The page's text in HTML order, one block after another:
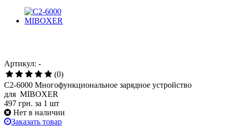
Артикул: -
(0)
C2-6000 Многофункциональное зарядное устройство
для MIBOXER
497 грн. за 1 шт
Нет в наличии
Заказать товар